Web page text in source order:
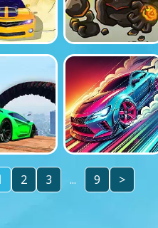
2 3 ... 9 >